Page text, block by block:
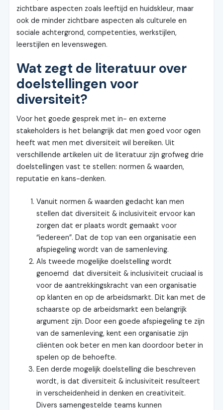
zichtbare aspecten zoals leeftijd en huidskleur, maar
ook de minder zichtbare aspecten als culturele en
sociale achtergrond, competenties, werkstijlen,
leerstijlen en levenswegen.
Wat zegt de literatuur over
doelstellingen voor
diversiteit?
Voor het goede gesprek met in- en externe
stakeholders is het belangrijk dat men goed voor ogen
heeft wat men met diversiteit wil bereiken. Uit
verschillende artikelen uit de literatuur zijn grofweg drie
doelstellingen vast te stellen: normen & waarden,
reputatie en kans-denken.
Vanuit normen & waarden gedacht kan men
stellen dat diversiteit & inclusiviteit ervoor kan
zorgen dat er plaats wordt gemaakt voor
“iedereen”. Dat de top van een organisatie een
afspiegeling wordt van de samenleving.
Als tweede mogelijke doelstelling wordt
genoemd dat diversiteit & inclusiviteit cruciaal is
voor de aantrekkingskracht van een organisatie
op klanten en op de arbeidsmarkt. Dit kan met de
schaarste op de arbeidsmarkt een belangrijk
argument zijn. Door een goede afspiegeling te zijn
van de samenleving, kent een organisatie zijn
cliënten ook beter en men kan doordoor beter in
spelen op de behoefte.
Een derde mogelijk doelstelling die beschreven
wordt, is dat diversiteit & inclusiviteit resulteert
in verscheidenheid in denken en creativiteit.
Divers samengestelde teams kunnen